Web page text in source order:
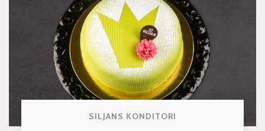
SILJANS KONDITORI